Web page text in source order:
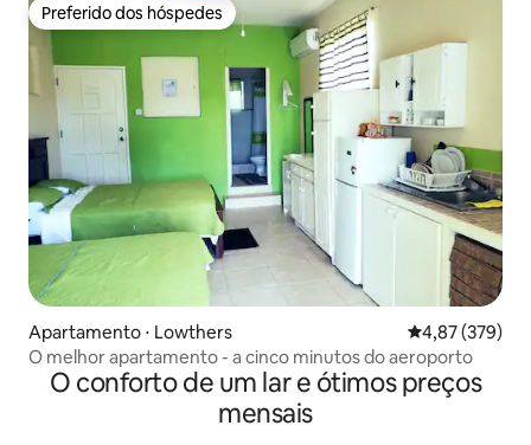
Preferido dos hóspedes
Preferido dos hóspedes
Apartamento ⋅ Lowthers 4,87 de uma
4,87 (379)
O melhor apartamento - a cinco minutos do aeroporto
O conforto de um lar e ótimos preços
mensais